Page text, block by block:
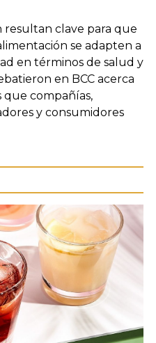
resultan clave para que
se adapten a
en términos de salud y
en BCC acerca
que compañías,
y consumidores